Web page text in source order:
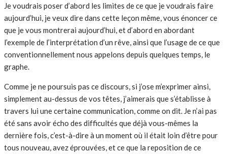
Je voudrais poser d’abord les limites de ce que je voudrais faire
aujourd’hui, je veux dire dans cette leçon même, vous énoncer ce
que je vous montrerai aujourd’hui, et d’abord en abordant
l’exemple de l’interprétation d’un rêve, ainsi que l’usage de ce que
conventionnellement nous appelons depuis quelques temps, le
graphe.
Comme je ne poursuis pas ce discours, si j’ose m’exprimer ainsi,
simplement au-dessus de vos têtes, j’aimerais que s’établisse à
travers lui une certaine communication, comme on dit. Je n’ai pas
été sans avoir écho des difficultés que déjà vous-mêmes la
dernière fois, c’est-à-dire à un moment où il était loin d’être pour
tous nouveau, avez éprouvées, et ce que la reposition de ce